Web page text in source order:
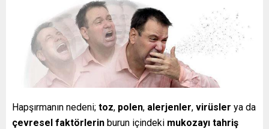
Hapşırmanın nedeni; toz, polen, alerjenler, virüsler ya da
çevresel faktörlerin burun içindeki mukozayı tahriş